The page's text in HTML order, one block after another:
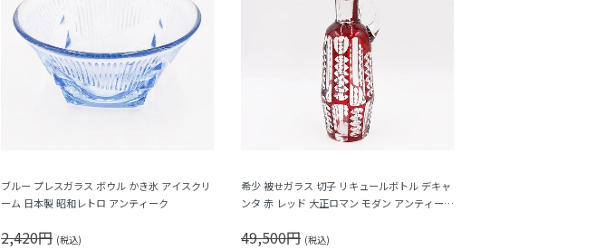
ブルー プレスガラス ボウル かき氷 アイスクリ
ーム 日本製 昭和レトロ アンティーク
2,420円 (税込)
希少 被せガラス 切子 リキュールボトル デキャ
ンタ 赤 レッド 大正ロマン モダン アンティーク
49,500円 (税込)